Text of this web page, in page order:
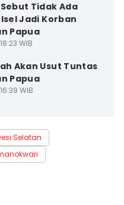
Tidak Ada
Jadi Korban
Papua
WIB
Akan Usut Tuntas
Papua
WIB
Selatan